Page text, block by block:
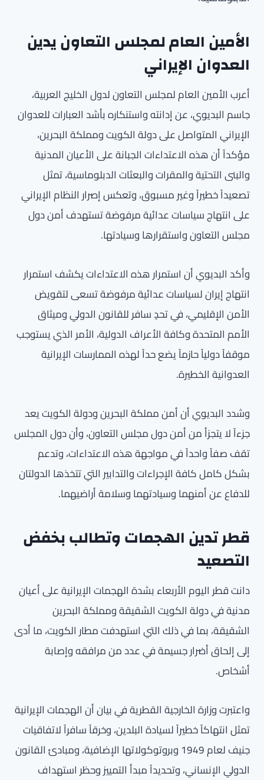
الأمين العام لمجلس التعاون يدين
العدوان الإيراني
أعرب الأمين العام لمجلس التعاون لدول الخليج العربية،
جاسم البديوي، عن إدانته واستنكاره بأشد العبارات للعدوان
الإيراني المتواصل على دولة الكويت ومملكة البحرين،
مؤكداً أن هذه الاعتداءات الجبانة على الأعيان المدنية
والبنى التحتية والمقرات والبعثات الدبلوماسية، تمثل
تصعيداً خطيراً وغير مسبوق، وتعكس إصرار النظام الإيراني
على انتهاج سياسات عدائية مرفوضة تستهدف أمن دول
مجلس التعاون واستقرارها وسيادتها.
وأكد البديوي أن استمرار هذه الاعتداءات يكشف استمرار
انتهاج إيران لسياسات عدائية مرفوضة تسعى لتقويض
الأمن الإقليمي، في تحدٍ سافر للقانون الدولي وميثاق
الأمم المتحدة وكافة الأعراف الدولية، الأمر الذي يستوجب
موقفاً دولياً حازماً يضع حداً لهذه الممارسات الإيرانية
العدوانية الخطيرة.
وشدد البديوي أن أمن مملكة البحرين ودولة الكويت يعد
جزءاً لا يتجزأ من أمن دول مجلس التعاون، وأن دول المجلس
تقف صفاً واحداً في مواجهة هذه الاعتداءات، وتدعم
بشكل كامل كافة الإجراءات والتدابير التي تتخذها الدولتان
للدفاع عن أمنهما وسيادتهما وسلامة أراضيهما.
قطر تدين الهجمات وتطالب بخفض
التصعيد
دانت قطر اليوم الأربعاء بشدة الهجمات الإيرانية على أعيان
مدنية في دولة الكويت الشقيقة ومملكة البحرين
الشقيقة، بما في ذلك التي استهدفت مطار الكويت، ما أدى
إلى إلحاق أضرار جسيمة في عدد من مرافقه وإصابة
أشخاص.
واعتبرت وزارة الخارجية القطرية في بيان أن الهجمات الإيرانية
تمثل انتهاكاً خطيراً لسيادة البلدين، وخرقاً سافراً لاتفاقيات
جنيف لعام 1949 وبروتوكولاتها الإضافية، ومبادئ القانون
الدولي الإنساني، وتحديداً مبدأ التمييز وحظر استهداف